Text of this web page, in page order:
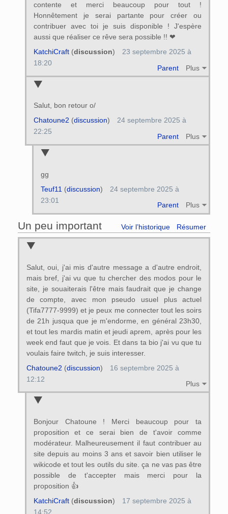
contente et merci beaucoup pour tout !
Honnêtement je serai partante pour créer ou
contribuer avec toi je suis disponible ! J'espère
aussi que réaliser ce rêve sera possible !! ❤
Parent Plus
KatchiCraft(discussion)
23 septembre 2025 à
18:20
Salut, bon retour o/
Parent Plus
Chatoune2 (discussion)
24 septembre 2025 à
22:25
gg
Parent Plus
Teuf11 (discussion)
24 septembre 2025 à
23:01
Un peu important Voir l’historique Résumer
Salut, oui, j'ai mis d'autre message a d'autre endroit,
mais bref, j'ai vu que tu chercher des modos pour le
site, je souaiterais l'être mais faudrait que je change
de compte, avec mon pseudo usuel plus actuel
(Tifa7777-9999) et je peux me connecter tout les soirs
de 21h jusqua que je m'endorme, en général 23h30,
et tout les mardis matin et jeudi aprem, après pour les
week end faut que je vois. Et dans ta bio j'ai vu que tu
voulais faire twitch, je suis interesser.
Plus
Chatoune2 (discussion)
16 septembre 2025 à
12:12
Bonjour Chatoune ! Merci beaucoup pour ta
proposition et ce serai bien de t'avoir comme
modérateur. Malheureusement il faut contribuer au
site depuis au moins 3 ans et savoir bien utiliser le
wikicode et tout les outils du site. ça ne vas pas être
possible de t'accepter mais merci pour la
proposition 👍
KatchiCraft(discussion)
17 septembre 2025 à
14:52